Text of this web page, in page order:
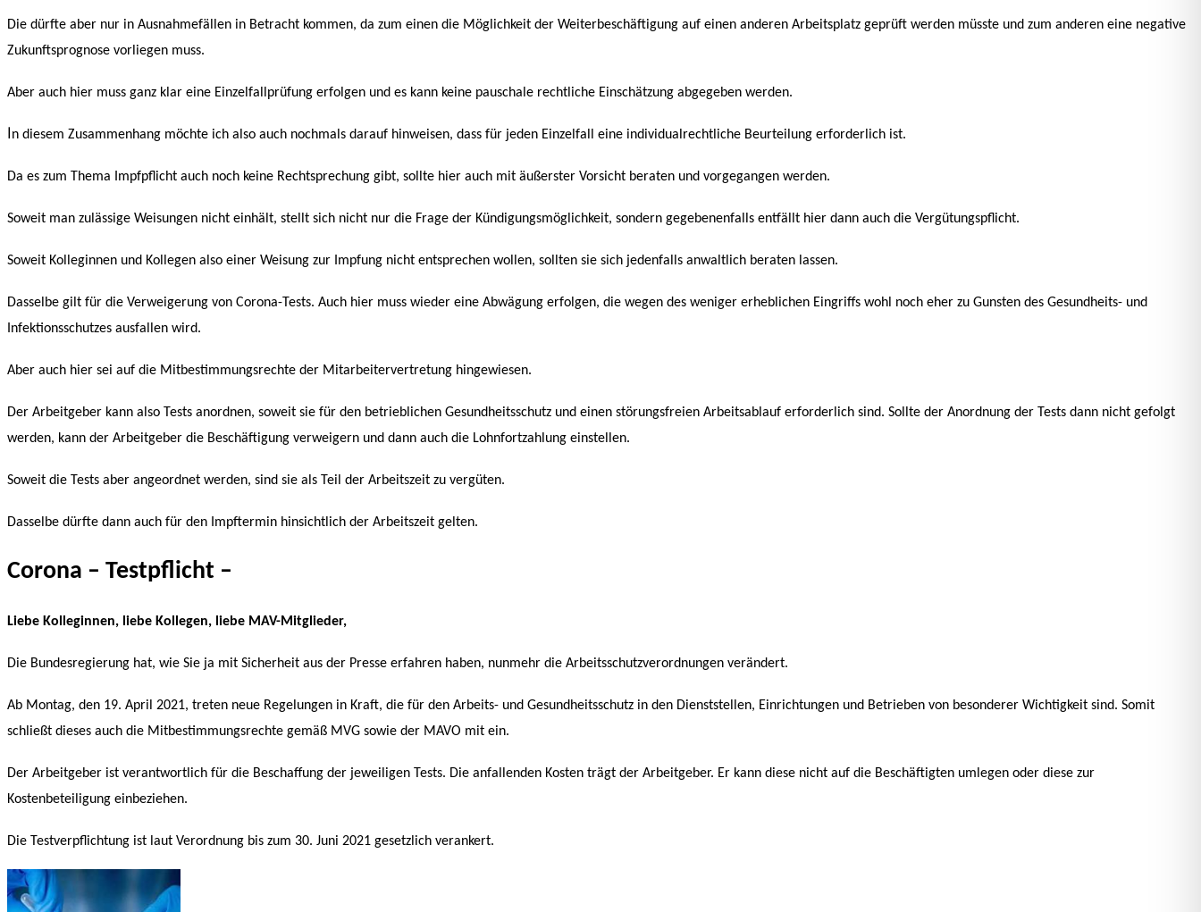
Die dürfte aber nur in Ausnahmefällen in Betracht kommen, da zum einen die Möglichkeit der Weiterbeschäftigung auf einen anderen Arbeitsplatz geprüft werden müsste und zum anderen eine negative
Zukunftsprognose vorliegen muss.
Aber auch hier muss ganz klar eine Einzelfallprüfung erfolgen und es kann keine pauschale rechtliche Einschätzung abgegeben werden.
In diesem Zusammenhang möchte ich also auch nochmals darauf hinweisen, dass für jeden Einzelfall eine individualrechtliche Beurteilung erforderlich ist.
Da es zum Thema Impfpflicht auch noch keine Rechtsprechung gibt, sollte hier auch mit äußerster Vorsicht beraten und vorgegangen werden.
Soweit man zulässige Weisungen nicht einhält, stellt sich nicht nur die Frage der Kündigungsmöglichkeit, sondern gegebenenfalls entfällt hier dann auch die Vergütungspflicht.
Soweit Kolleginnen und Kollegen also einer Weisung zur Impfung nicht entsprechen wollen, sollten sie sich jedenfalls anwaltlich beraten lassen.
Dasselbe gilt für die Verweigerung von Corona-Tests. Auch hier muss wieder eine Abwägung erfolgen, die wegen des weniger erheblichen Eingriffs wohl noch eher zu Gunsten des Gesundheits- und
Infektionsschutzes ausfallen wird.
Aber auch hier sei auf die Mitbestimmungsrechte der Mitarbeitervertretung hingewiesen.
Der Arbeitgeber kann also Tests anordnen, soweit sie für den betrieblichen Gesundheitsschutz und einen störungsfreien Arbeitsablauf erforderlich sind. Sollte der Anordnung der Tests dann nicht gefolgt
werden, kann der Arbeitgeber die Beschäftigung verweigern und dann auch die Lohnfortzahlung einstellen.
Soweit die Tests aber angeordnet werden, sind sie als Teil der Arbeitszeit zu vergüten.
Dasselbe dürfte dann auch für den Impftermin hinsichtlich der Arbeitszeit gelten.
Corona – Testpflicht –
Liebe Kolleginnen, liebe Kollegen, liebe MAV-Mitglieder,
Die Bundesregierung hat, wie Sie ja mit Sicherheit aus der Presse erfahren haben, nunmehr die Arbeitsschutzverordnungen verändert.
Ab Montag, den 19. April 2021, treten neue Regelungen in Kraft, die für den Arbeits- und Gesundheitsschutz in den Dienststellen, Einrichtungen und Betrieben von besonderer Wichtigkeit sind. Somit
schließt dieses auch die Mitbestimmungsrechte gemäß MVG sowie der MAVO mit ein.
Der Arbeitgeber ist verantwortlich für die Beschaffung der jeweiligen Tests. Die anfallenden Kosten trägt der Arbeitgeber. Er kann diese nicht auf die Beschäftigten umlegen oder diese zur
Kostenbeteiligung einbeziehen.
Die Testverpflichtung ist laut Verordnung bis zum 30. Juni 2021 gesetzlich verankert.